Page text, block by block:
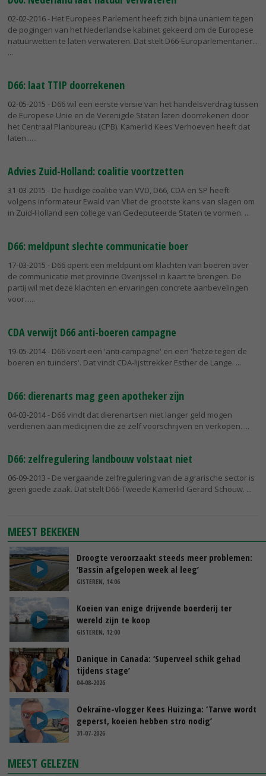
02-02-2016- Het Europees Parlement heeft zich bijna unaniem tegen
de pogingen van het Nederlandse kabinet gekeerd om de Europese
natuurwetten te laten verwateren. Dat stelt D66-Europarlementariër...
D66: laat TTIP doorrekenen
02-05-2015 - D66 wil een eerste versie van het handelsverdrag tussen
de Europese Unie en de Verenigde Staten laten doorrekenen door
het Centraal Planbureau (CPB). Kamerlid Kees Verhoeven heeft dat
laten...
Advies Zuid-Holland: coalitie voortzetten
31-03-2015 - De huidige coalitie van VVD, D66, CDA en SP heeft
volgens informateur Ewald van Vliet de grootste kans van slagen om
in Zuid-Holland een college van Gedeputeerde Staten te vormen.
D66: meldpunt slechte communicatie boer
17-03-2015 - D66 opent een meldpunt om klachten van boeren over
de communicatie met provincie Overijssel in kaart te brengen. De
partij wil met deze klachten en ervaringen concrete aanbevelingen
voor...
CDA verwijt D66 anti-boeren campagne
19-05-2014- D66 voert een 'anti-campagne' en een 'hetze tegen de
boeren en tuinders'. Dat vindt CDA-lijsttrekker Esther de Lange.
D66: dierenarts mag geen apotheker zijn
04-03-2014- D66 vindt dat dierenartsen niet langer geld mogen
verdienen aan medicijnen die ze zelf voorschrijven en verkopen.
D66: zelfregulering landbouw volstaat niet
06-09-2013 - De vergaande zelfregulering van de agrarische sector is
geen goede zaak. Dat stelt D66-Tweede Kamerlid Gerard Schouw.
MEEST BEKEKEN
Droogte veroorzaakt steeds meer problemen:
‘Bassin afgelopen week al leeg’
GISTEREN, 14:06
Koeien van enige drijvende boerderij ter
wereld zijn te koop
GISTEREN, 12:00
Danique in Canada: ‘Superveel schik gehad
tijdens stage’
04-08-2026
Oekraïne-vlogger Kees Huizinga: ‘Tarwe wordt
geperst, koeien hebben stro nodig’
31-07-2026
MEEST GELEZEN